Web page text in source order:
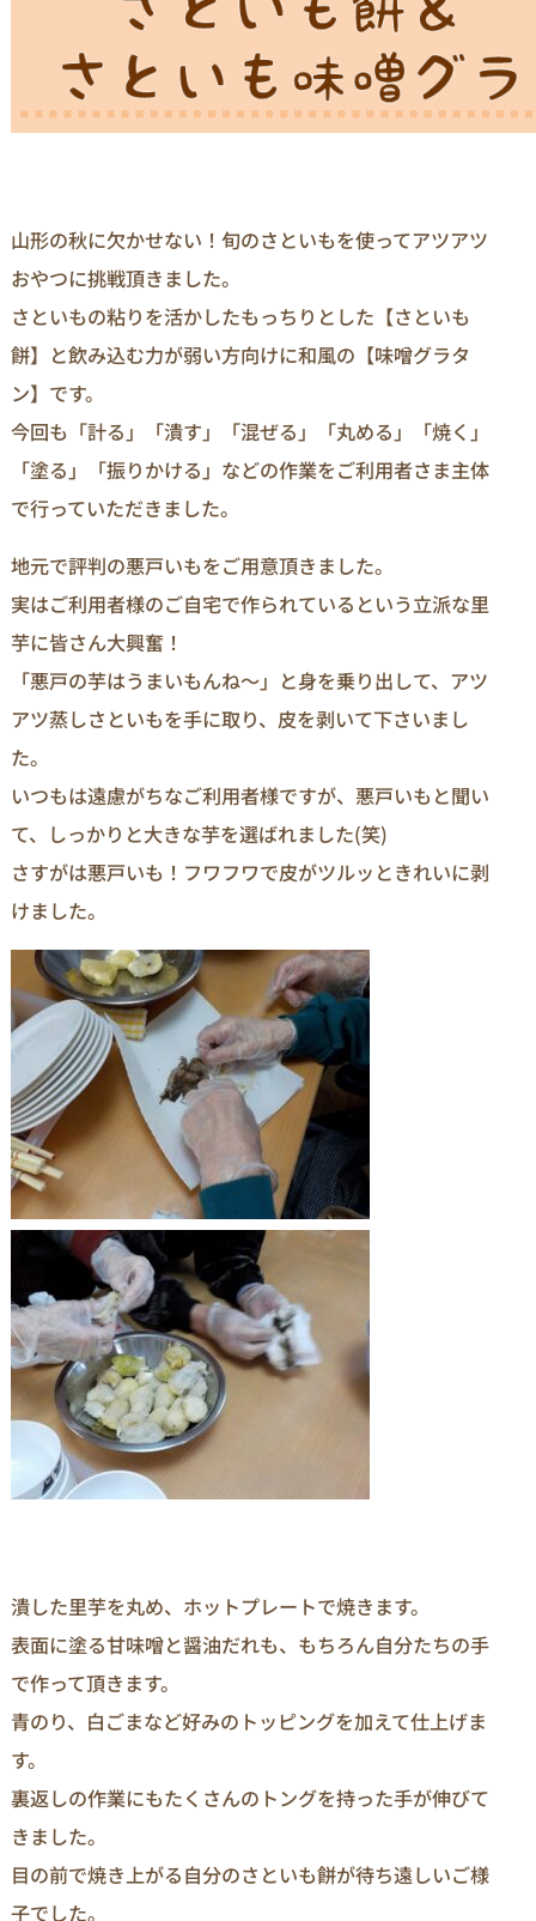
山形の秋に欠かせない！旬のさといもを使ってアツアツ
おやつに挑戦頂きました。
さといもの粘りを活かしたもっちりとした【さといも
餅】と飲み込む力が弱い方向けに和風の【味噌グラタ
ン】です。
今回も「計る」「潰す」「混ぜる」「丸める」「焼く」
「塗る」「振りかける」などの作業をご利用者さま主体
で行っていただきました。
地元で評判の悪戸いもをご用意頂きました。
実はご利用者様のご自宅で作られているという立派な里
芋に皆さん大興奮！
「悪戸の芋はうまいもんね～」と身を乗り出して、アツ
アツ蒸しさといもを手に取り、皮を剥いて下さいまし
た。
いつもは遠慮がちなご利用者様ですが、悪戸いもと聞い
て、しっかりと大きな芋を選ばれました(笑)
さすがは悪戸いも！フワフワで皮がツルッときれいに剥
けました。
潰した里芋を丸め、ホットプレートで焼きます。
表面に塗る甘味噌と醤油だれも、もちろん自分たちの手
で作って頂きます。
青のり、白ごまなど好みのトッピングを加えて仕上げま
す。
裏返しの作業にもたくさんのトングを持った手が伸びて
きました。
目の前で焼き上がる自分のさといも餅が待ち遠しいご様
子でした。